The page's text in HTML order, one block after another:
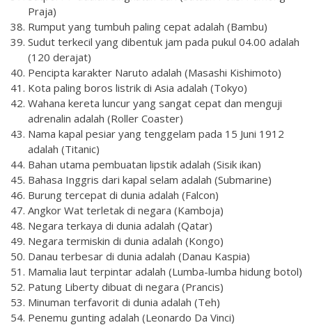
Praja)
Rumput yang tumbuh paling cepat adalah (Bambu)
Sudut terkecil yang dibentuk jam pada pukul 04.00 adalah
(120 derajat)
Pencipta karakter Naruto adalah (Masashi Kishimoto)
Kota paling boros listrik di Asia adalah (Tokyo)
Wahana kereta luncur yang sangat cepat dan menguji
adrenalin adalah (Roller Coaster)
Nama kapal pesiar yang tenggelam pada 15 Juni 1912
adalah (Titanic)
Bahan utama pembuatan lipstik adalah (Sisik ikan)
Bahasa Inggris dari kapal selam adalah (Submarine)
Burung tercepat di dunia adalah (Falcon)
Angkor Wat terletak di negara (Kamboja)
Negara terkaya di dunia adalah (Qatar)
Negara termiskin di dunia adalah (Kongo)
Danau terbesar di dunia adalah (Danau Kaspia)
Mamalia laut terpintar adalah (Lumba-lumba hidung botol)
Patung Liberty dibuat di negara (Prancis)
Minuman terfavorit di dunia adalah (Teh)
Penemu gunting adalah (Leonardo Da Vinci)